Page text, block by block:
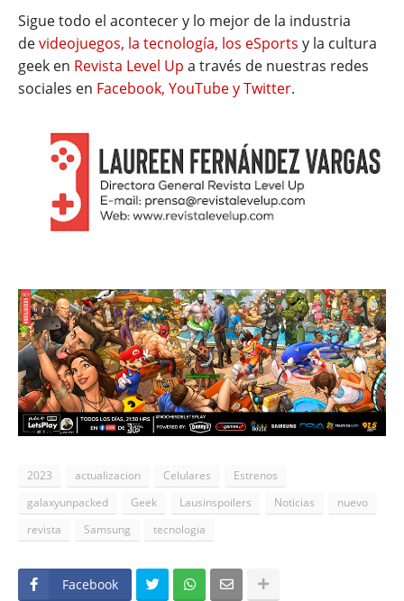
Sigue todo el acontecer y lo mejor de la industria
devideojuegos, la tecnología, los eSports y la cultura
geek en Revista Level Up a través de nuestras redes
sociales en Facebook, YouTube y Twitter.
2023 actualizacion Celulares
Estrenos
galaxyunpacked
Geek Lausinspoilers Noticias
nuevo
revista
Samsung tecnologia
Facebook